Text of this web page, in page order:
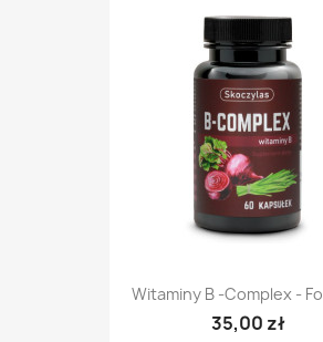
Witaminy B -complex -
35,00 zł